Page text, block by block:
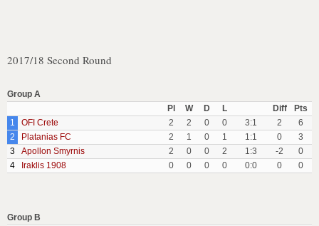
2017/18 Second Round
Group A
Pl
W D L Diff
Pts
1
OFI Crete 2 2 0 0 3:1 2
6
2
Platanias FC 2 1 0 1 1:1 0
3
3
Apollon Smyrnis 2 0 0 2 1:3 -2
0
4
Iraklis 1908 0 0 0 0 0:0 0 0
Group B